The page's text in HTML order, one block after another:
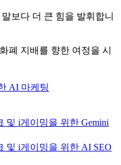
보다 더 큰 힘을 발휘합니
폐 지배를 향한 여정을 시
AI 마케팅
및 i게이밍을 위한 Gemini
및 i게이밍을 위한 AI SEO